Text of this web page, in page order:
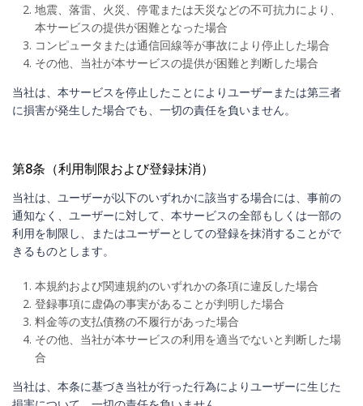
地震、落雷、火災、停電または天災などの不可抗力により、
本サービスの提供が困難となった場合
コンピュータまたは通信回線等が事故により停止した場合
その他、当社が本サービスの提供が困難と判断した場合
当社は、本サービスを停止したことによりユーザーまたは第三者
に損害が発生した場合でも、一切の責任を負いません。
第8条（利用制限および登録抹消）
当社は、ユーザーが以下のいずれかに該当する場合には、事前の
通知なく、ユーザーに対して、本サービスの全部もしくは一部の
利用を制限し、またはユーザーとしての登録を抹消することがで
きるものとします。
本規約および関連規約のいずれかの条項に違反した場合
登録事項に虚偽の事実があることが判明した場合
料金等の支払債務の不履行があった場合
その他、当社が本サービスの利用を適当でないと判断した場
合
当社は、本条に基づき当社が行った行為によりユーザーに生じた